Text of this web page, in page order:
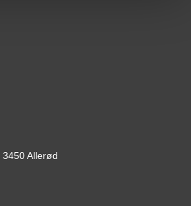
Allerød